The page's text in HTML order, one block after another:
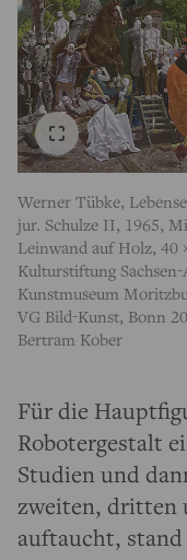
Werner Tübke,
jur. Schulze II, 1965,
Leinwand auf Holz, 40
Kulturstiftung
Kunstmuseum
VG Bild-Kunst, Bonn
Bertram Kober
Für die
Robotergestalt
Studien und
zweiten, dritten
auftaucht, stand